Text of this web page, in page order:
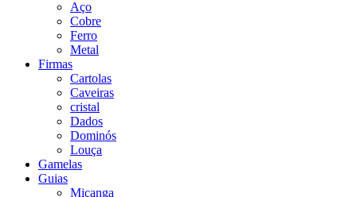
Aço
Cobre
Ferro
Metal
Firmas
Cartolas
Caveiras
cristal
Dados
Dominós
Louça
Gamelas
Guias
Miçanga